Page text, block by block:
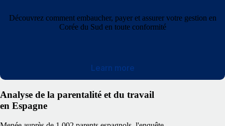
Découvrez comment embaucher, payer et assurer votre gestion en
Corée du Sud en toute conformité
Learn more
Analyse de la parentalité et du travail
en Espagne